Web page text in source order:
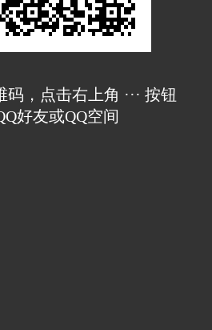
，点击右上角 ··· 按钮
好友或QQ空间